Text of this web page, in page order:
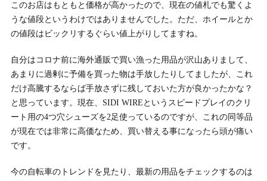
このお店はもともと価格が高かったので、現在の値札でも驚くよ
うな値段というわけではありませんでした。ただ、ホイールとか
の値段はビックリするぐらい値上がりしてますね。
自分はコロナ前に海外通販で買い漁った用品が沢山ありまして、
あまりに過剰に予備を買った物は手放したりしてましたが、これ
だけ高騰するならば手放さずに残しておいた方が良かったかな？
と思っています。現在、SIDI WIREというスピードプレイのクリ
ート用の4つ穴シューズを2足使っているのですが、これの同等品
が現在では非常に高価なため、買い替える事になったら頭が痛い
です。
今の自転車のトレンドを見たり、最新の用品をチェックするのは